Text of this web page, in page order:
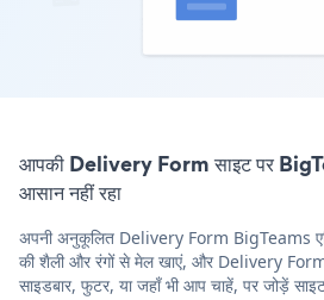
आपकी Delivery Form साइट पर
आसान नहीं रहा
अपनी अनुकूलित Delivery Form BigTeams
की शैली और रंगों से मेल खाएं, और Delivery
साइडबार, फुटर, या जहाँ भी आप चाहें, पर जोड़ें